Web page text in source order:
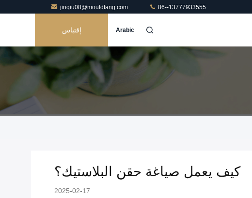
jinqiu08@mouldtang.com 86--13777933555
Arabic إقتباس
كيف يعمل صياغة حقن البلاستيك؟
2025-02-17